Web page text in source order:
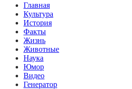
Главная
Культура
История
Факты
Жизнь
Животные
Наука
Юмор
Видео
Генератор